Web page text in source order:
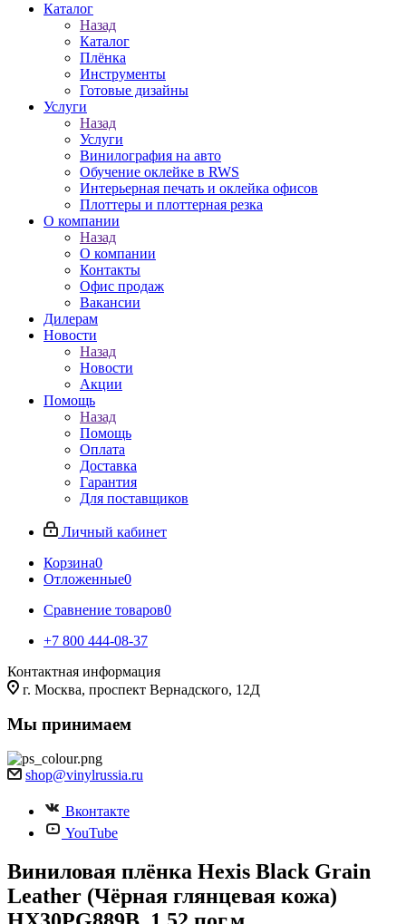
Каталог
Назад
Каталог
Плёнка
Инструменты
Готовые дизайны
Услуги
Назад
Услуги
Винилография на авто
Обучение оклейке в RWS
Интерьерная печать и оклейка офисов
Плоттеры и плоттерная резка
О компании
Назад
О компании
Контакты
Офис продаж
Вакансии
Дилерам
Новости
Назад
Новости
Акции
Помощь
Назад
Помощь
Оплата
Доставка
Гарантия
Для поставщиков
Личный кабинет
Корзина0
Отложенные0
Сравнение товаров0
+7 800 444-08-37
Контактная информация
г. Москва, проспект Вернадского, 12Д
Мы принимаем
shop@vinylrussia.ru
Вконтакте
YouTube
Виниловая плёнка Hexis Black Grain
Leather (Чёрная глянцевая кожа)